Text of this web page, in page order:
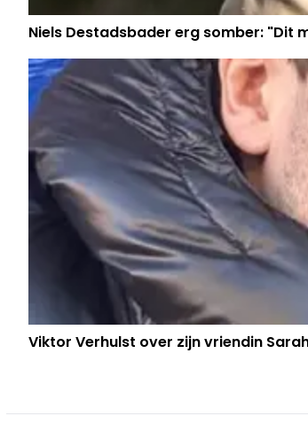
Niels Destadsbader erg somber: "Dit
Viktor Verhulst over zijn vriendin